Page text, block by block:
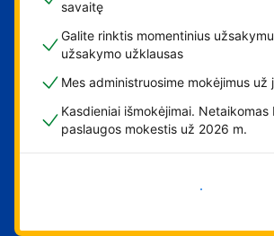
savaitę
Galite rinktis momentinius
užsakymo užklausas
Mes administruosime mokėjimus už
Kasdieniai išmokėjimai. Netaikomas
paslaugos mokestis už 2026 m.
Pradėti